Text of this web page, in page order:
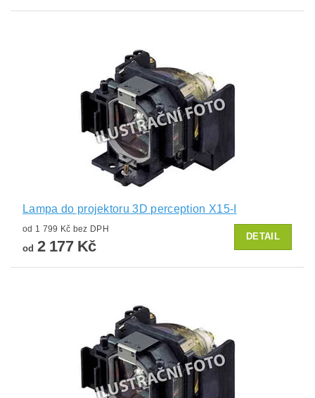
Lampa do projektoru 3D perception X15-I
od 1 799 Kč bez DPH
od 2 177 Kč
DETAIL